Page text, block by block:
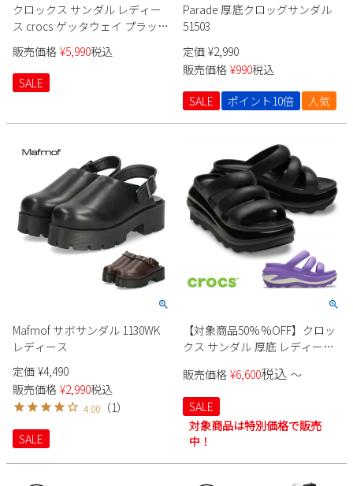
クロックス サンダル レディー
ス crocs ゲッタウェイ プラット
フォーム フリップ 209410 靴 ト
ングサンダル ビーチサンダル
軽量
販売価格 ¥5,990税込
SALE
Parade 厚底クロッグサンダル
51503
定価 ¥2,990
販売価格 ¥990税込
SALE
ポイント10倍 人気
Mafmof サボサンダル 1130WK
レディース
定価 ¥4,490
販売価格 ¥2,990税込
4.00 （1）
SALE
【対象商品50%%OFF】クロッ
クス サンダル 厚底 レディース
パープル メガ クラッシュ トリ
プル ストラップ 209842 履きや
すい ふわふわストラップ
販売価格 ¥6,600税込 〜
SALE
対象商品は特別価格で販売
中！